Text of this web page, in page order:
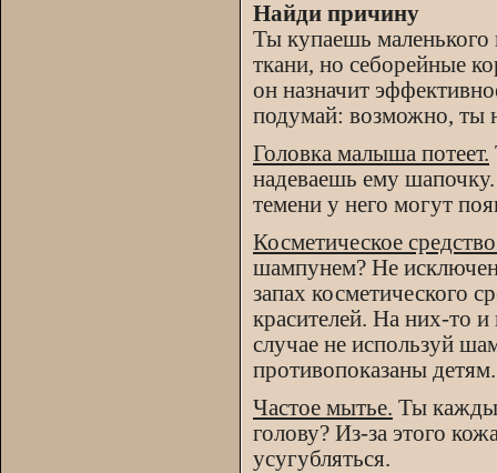
Найди причину
Ты купаешь
ткани, но себорейные
он назначит
подумай: возможно, ты
Головка малыша потеет.
надеваешь ему шапочку.
темени у него могут
Косметическое
шампунем? Не
запах косметического
красителей. На них-то
случае не используй
противопоказаны детям.
Частое мытье. Ты
голову? Из-за этого
усугубляться.